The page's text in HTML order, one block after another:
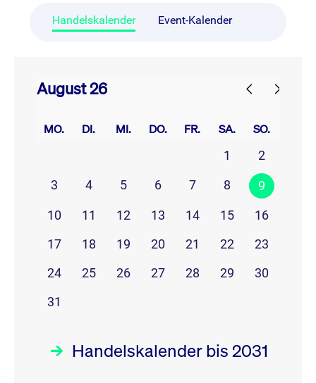
Handelskalender Event-Kalender
August 26
MO. DI. MI. DO. FR. SA. SO.
1
2
3
4 5 6 7 8 9
10 11 12 13 14 15
16
17
18 19 20 21 22
23
24
25 26 27 28 29
30
31
Handelskalender bis 2031